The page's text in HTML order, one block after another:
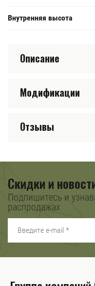
Внутренняя высота
Описание
Модификации
Отзывы
Скидки и
Подпишитесь и
распродажах